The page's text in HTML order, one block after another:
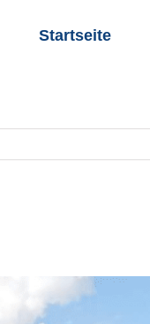
Startseite